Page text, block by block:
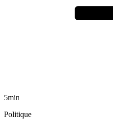
5min
Politique